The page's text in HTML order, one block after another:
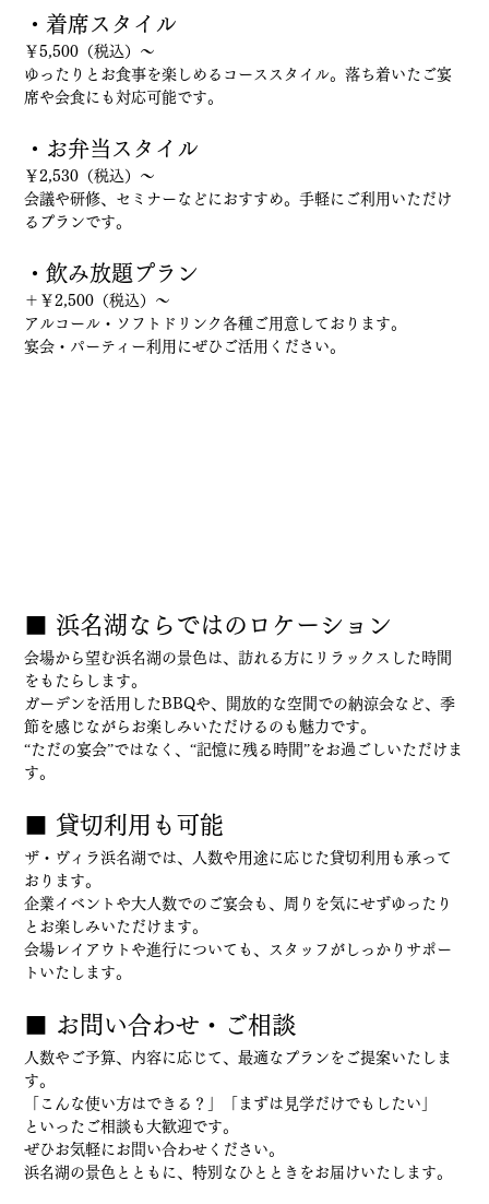
・着席スタイル
￥5,500（税込）～
ゆったりとお食事を楽しめるコーススタイル。落ち着いたご宴
席や会食にも対応可能です。
・お弁当スタイル
￥2,530（税込）～
会議や研修、セミナーなどにおすすめ。手軽にご利用いただけ
るプランです。
・飲み放題プラン
＋￥2,500（税込）～
アルコール・ソフトドリンク各種ご用意しております。
宴会・パーティー利用にぜひご活用ください。
■ 浜名湖ならではのロケーション
会場から望む浜名湖の景色は、訪れる方にリラックスした時間
をもたらします。
ガーデンを活用したBBQや、開放的な空間での納涼会など、季
節を感じながらお楽しみいただけるのも魅力です。
“ただの宴会”ではなく、“記憶に残る時間”をお過ごしいただけま
す。
■ 貸切利用も可能
ザ・ヴィラ浜名湖では、人数や用途に応じた貸切利用も承って
おります。
企業イベントや大人数でのご宴会も、周りを気にせずゆったり
とお楽しみいただけます。
会場レイアウトや進行についても、スタッフがしっかりサポー
トいたします。
■ お問い合わせ・ご相談
人数やご予算、内容に応じて、最適なプランをご提案いたしま
す。
「こんな使い方はできる？」「まずは見学だけでもしたい」
といったご相談も大歓迎です。
ぜひお気軽にお問い合わせください。
浜名湖の景色とともに、特別なひとときをお届けいたします。